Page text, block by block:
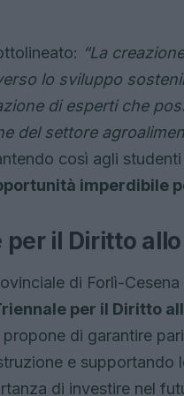
“La
lo sviluppo
di esperti che
del settore
così agli
imperdibile
per il Diritto
di Forlì-
per il Diritto
propone di garantire
e
di investire nel